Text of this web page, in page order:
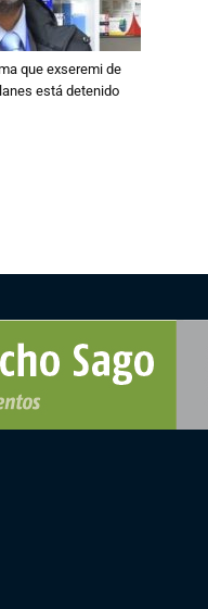
que exseremi de
está detenido